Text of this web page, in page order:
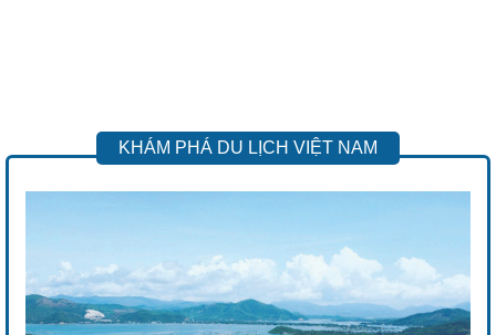
KHÁM PHÁ DU LỊCH VIỆT NAM
Previous Next